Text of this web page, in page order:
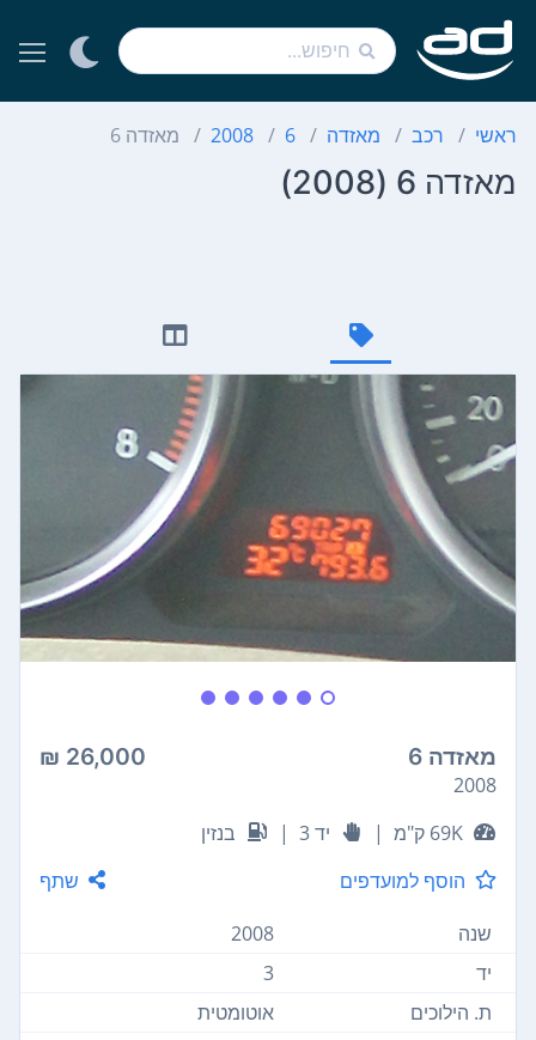
ראשי רכב מאזדה 6
2008 מאזדה 6
מאזדה 6 (2008)
מאזדה 6 26,000 ₪
2008
69K ק"מ
| יד 3 |
בנזין
הוסף למועדפים
שתף
שנה
2008
יד
3
ת. הילוכים
אוטומטית